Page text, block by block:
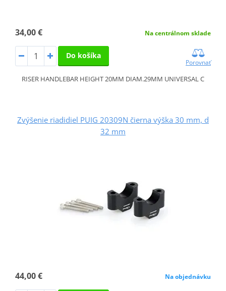
34,00 € Na centrálnom sklade
Do košíka
Porovnať
RISER HANDLEBAR HEIGHT 20MM DIAM.29MM UNIVERSAL C
Zvýšenie riadidiel PUIG 20309N čierna výška 30 mm, d
32 mm
44,00 € Na objednávku